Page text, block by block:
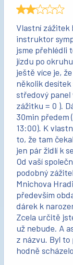
Vlastní zážitek
instruktor
jsme přehlédli
jízdu po
ještě více je,
několik
středový panel
zážitku = 0 ).
30min předem
13:00). K
to, že tam
jen pár židlí k
Od vaší
podobný
Mnichova
především
dárek k
Zcela určitě
už nebude. A
z názvu. Byl
hodně